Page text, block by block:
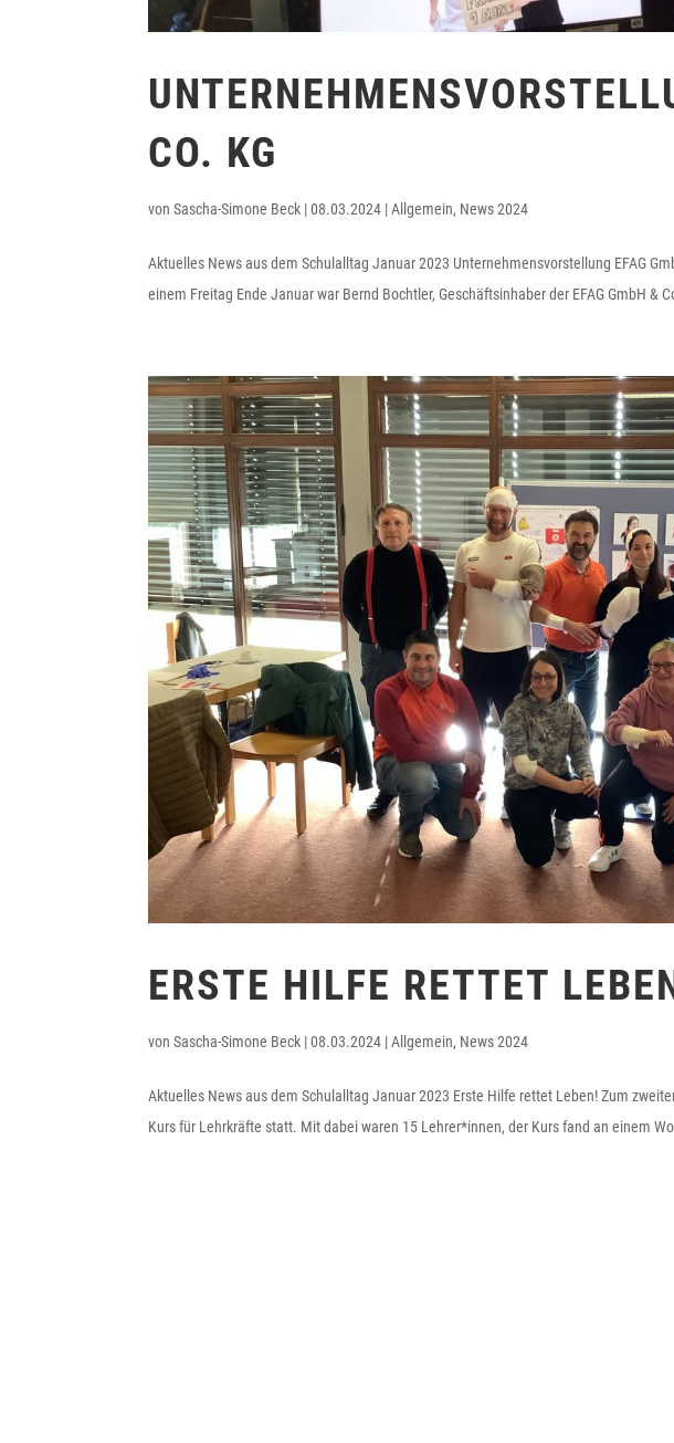
CO. KG
vonSascha-Simone Beck |08.03.2024 |Allgemein, News 2024
Aktuelles News aus dem Schulalltag Januar 2023 Unternehmensvorstellung EFAG
einem Freitag Ende Januar war Bernd Bochtler, Geschäftsinhaber der EFAG GmbH &
ERSTE HILFE RETTET
vonSascha-Simone Beck |08.03.2024 |Allgemein, News 2024
Aktuelles News aus dem Schulalltag Januar 2023 Erste Hilfe rettet Leben! Zum
Kurs für Lehrkräfte statt. Mit dabei waren 15 Lehrer*innen, der Kurs fand an einem